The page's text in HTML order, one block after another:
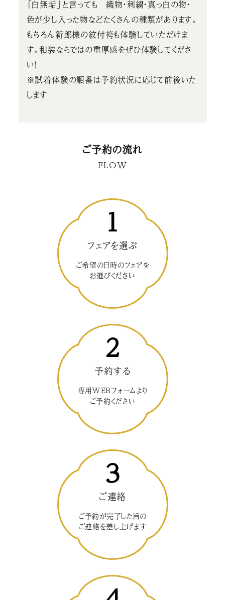
「白無垢」と言っても 織物・刺繍・真っ白の物・
色が少し入った物などたくさんの種類があります。
もちろん新郎様の紋付袴も体験していただけま
す。和装ならではの重厚感をぜひ体験してくださ
い！
※試着体験の順番は予約状況に応じて前後いた
します
ご予約の流れ
FLOW
1
フェアを選ぶ
ご希望の日時のフェアを
お選びください
2
予約する
専用WEBフォームより
ご予約ください
3
ご連絡
ご予約が完了した旨の
ご連絡を差し上げます